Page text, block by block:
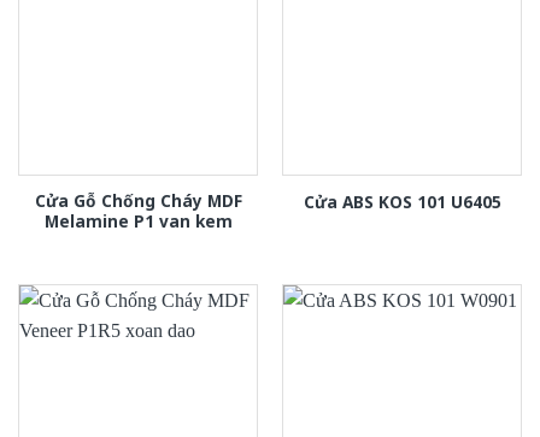
Cửa Gỗ Chống Cháy MDF
Melamine P1 van kem
Cửa ABS KOS 101 U6405